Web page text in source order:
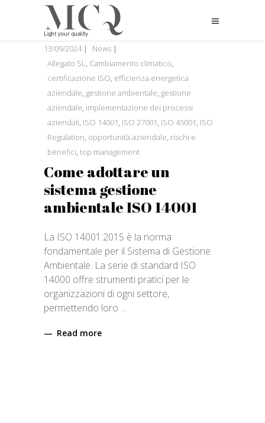
13/09/2024
News
Allegato SL, Cambiamento climatico,
certificazione ISO, efficienza energetica
aziendale, gestione ambientale, gestione
aziendale, implementazione dei processi
aziendali, ISO 14001, ISO 27001, ISO 45001, ISO
Regulation, opportunità aziendale, rischi e
benefici,top management
Come adottare un
sistema gestione
ambientale ISO 14001
La ISO 14001:2015 è la norma
fondamentale per il Sistema di Gestione
Ambientale. La serie di standard ISO
14000 offre strumenti pratici per le
organizzazioni di ogni settore,
permettendo loro
Read more